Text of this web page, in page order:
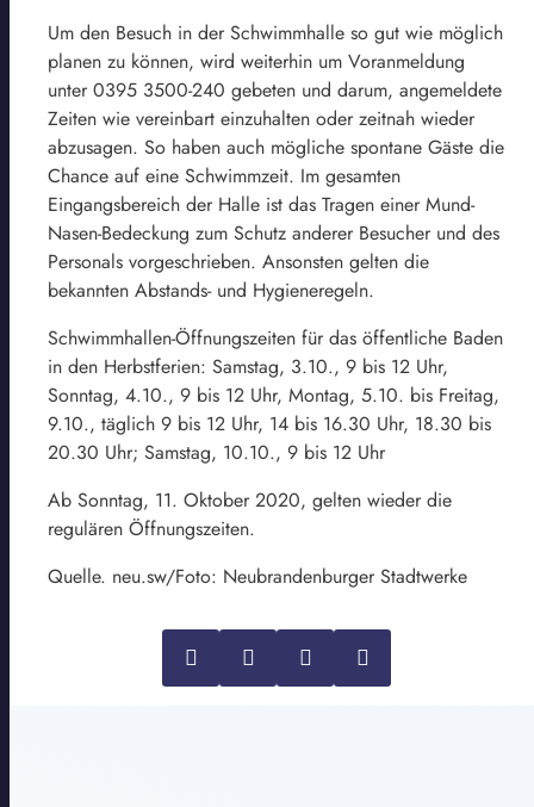
Um den Besuch in der Schwimmhalle so gut wie möglich
planen zu können, wird weiterhin um Voranmeldung
unter 0395 3500-240 gebeten und darum, angemeldete
Zeiten wie vereinbart einzuhalten oder zeitnah wieder
abzusagen. So haben auch mögliche spontane Gäste die
Chance auf eine Schwimmzeit. Im gesamten
Eingangsbereich der Halle ist das Tragen einer Mund-
Nasen-Bedeckung zum Schutz anderer Besucher und des
Personals vorgeschrieben. Ansonsten gelten die
bekannten Abstands- und Hygieneregeln.
Schwimmhallen-Öffnungszeiten für das öffentliche Baden
in den Herbstferien: Samstag, 3.10., 9 bis 12 Uhr,
Sonntag, 4.10., 9 bis 12 Uhr, Montag, 5.10. bis Freitag,
9.10., täglich 9 bis 12 Uhr, 14 bis 16.30 Uhr, 18.30 bis
20.30 Uhr; Samstag, 10.10., 9 bis 12 Uhr
Ab Sonntag, 11. Oktober 2020, gelten wieder die
regulären Öffnungszeiten.
Quelle. neu.sw/Foto: Neubrandenburger Stadtwerke